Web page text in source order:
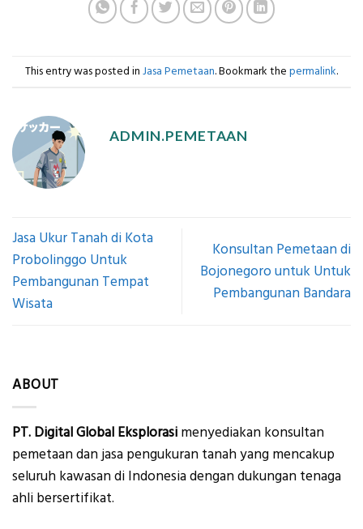
This entry was posted in Jasa Pemetaan. Bookmark the permalink.
ADMIN.PEMETAAN
Jasa Ukur Tanah di Kota
Probolinggo Untuk
Pembangunan Tempat
Wisata
Konsultan Pemetaan di
Bojonegoro untuk Untuk
Pembangunan Bandara
ABOUT
PT. Digital Global Eksplorasi menyediakan konsultan
pemetaan dan jasa pengukuran tanah yang mencakup
seluruh kawasan di Indonesia dengan dukungan tenaga
ahli bersertifikat.